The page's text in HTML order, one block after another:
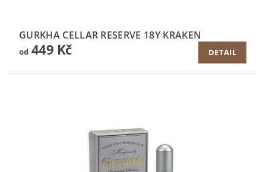
GURKHA CELLAR RESERVE 18Y KRAKEN
od449 Kč DETAIL